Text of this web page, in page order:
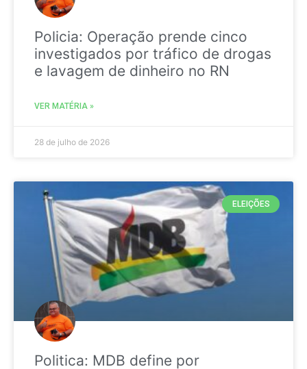
Policia: Operação prende cinco
investigados por tráfico de drogas
e lavagem de dinheiro no RN
VER MATÉRIA »
28 de julho de 2026
ELEIÇÕES
Politica: MDB define por